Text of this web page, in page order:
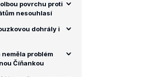
povrchu proti
nesouhlasí
dohrály i
problém
Číňankou